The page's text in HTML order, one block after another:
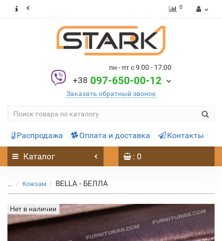
0
пн - пт с 9:00 - 17:00
+38 097-650-00-12
Заказать обратный звонок
Распродажа Оплата и доставка Контакты
Каталог : 0
... Кожзам BELLA - БЕЛЛА
Нет в наличии